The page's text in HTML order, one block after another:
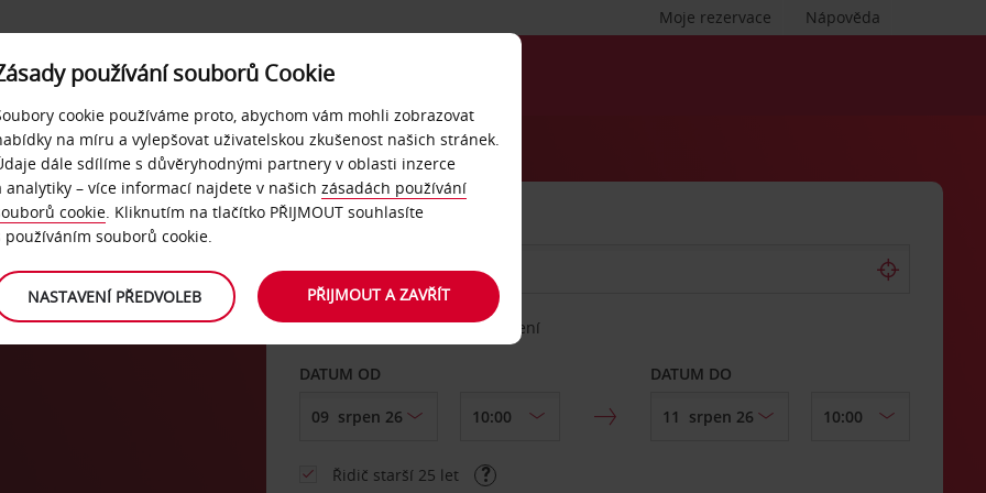
Nápověda
Moje rezervace
NAŠE SLUŽBY FIREMNÍ ZÁKAZNÍCI
Vyberte si jiné místo vrácení
DATUM OD DATUM DO
Řidič starší 25 let
používání souborů Cookie
cookie používáme proto, abychom vám mohli zobrazovat
na míru a vylepšovat uživatelskou zkušenost našich stránek.
dále sdílíme s důvěryhodnými partnery v oblasti inzerce
analytiky – více informací najdete v našich zásadách používání
cookie. Kliknutím na tlačítko PŘIJMOUT souhlasíte
používáním souborů cookie.
NASTAVENÍ PŘEDVOLEB PŘIJMOUT A ZAVŘÍT